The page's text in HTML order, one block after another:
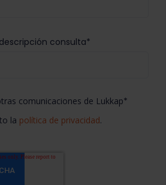
consulta*
comunicaciones de Lukkap*
la política de privacidad.